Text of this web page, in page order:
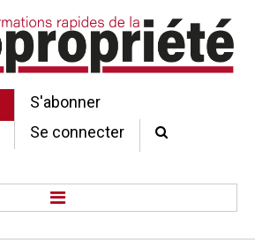
S'abonner
Se connecter